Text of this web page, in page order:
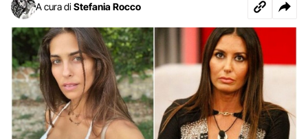
A cura di Stefania Rocco